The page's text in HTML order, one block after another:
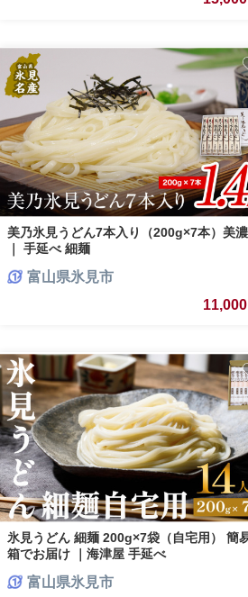
美乃氷見うどん7本入り（200g×7本）美
｜ 手延べ 細麺
富山県氷見市
11,000
氷見うどん 細麺 200g×7袋（自宅用） 簡
箱でお届け ｜海津屋 手延べ
富山県氷見市